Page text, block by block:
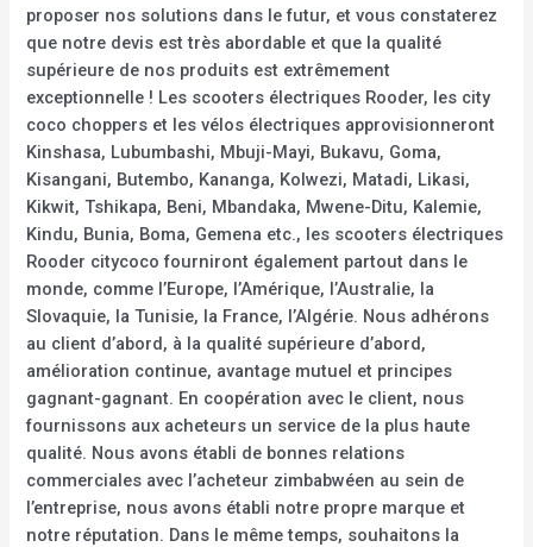
proposer nos solutions dans le futur, et vous constaterez
que notre devis est très abordable et que la qualité
supérieure de nos produits est extrêmement
exceptionnelle ! Les scooters électriques Rooder, les city
coco choppers et les vélos électriques approvisionneront
Kinshasa, Lubumbashi, Mbuji-Mayi, Bukavu, Goma,
Kisangani, Butembo, Kananga, Kolwezi, Matadi, Likasi,
Kikwit, Tshikapa, Beni, Mbandaka, Mwene-Ditu, Kalemie,
Kindu, Bunia, Boma, Gemena etc., les scooters électriques
Rooder citycoco fourniront également partout dans le
monde, comme l’Europe, l’Amérique, l’Australie, la
Slovaquie, la Tunisie, la France, l’Algérie. Nous adhérons
au client d’abord, à la qualité supérieure d’abord,
amélioration continue, avantage mutuel et principes
gagnant-gagnant. En coopération avec le client, nous
fournissons aux acheteurs un service de la plus haute
qualité. Nous avons établi de bonnes relations
commerciales avec l’acheteur zimbabwéen au sein de
l’entreprise, nous avons établi notre propre marque et
notre réputation. Dans le même temps, souhaitons la